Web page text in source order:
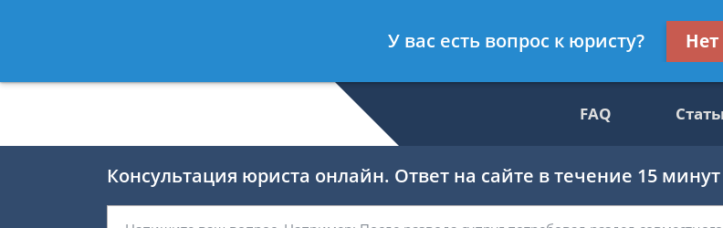
- Юрист по гражданскому праву
FAQ
Консультация юриста онлайн. Ответ на сайте в течение 15 минут
У вас есть вопрос к юристу? Нет